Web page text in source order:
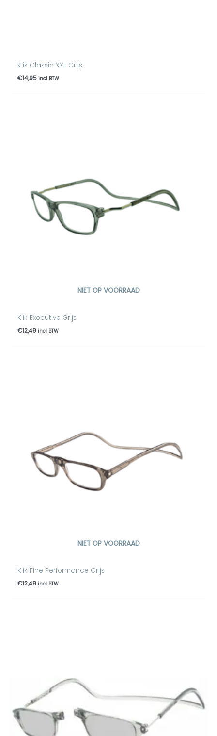
Klik Classic XXL Grijs
€14,95 incl BTW
NIET OP VOORRAAD
Klik Executive Grijs
€12,49 incl BTW
NIET OP VOORRAAD
Klik Fine Performance Grijs
€12,49 incl BTW